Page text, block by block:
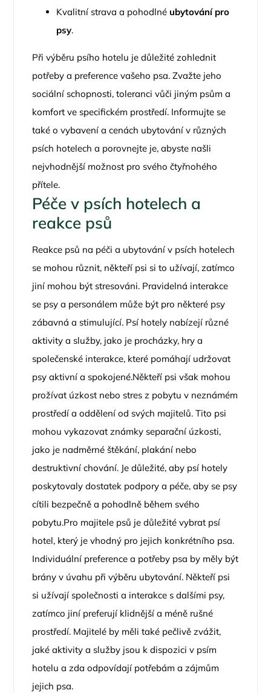
Kvalitní strava a pohodlné ubytování pro
psy.
Při výběru psího hotelu je důležité zohlednit
potřeby a preference vašeho psa. Zvažte jeho
sociální schopnosti, toleranci vůči jiným psům a
komfort ve specifickém prostředí. Informujte se
také o vybavení a cenách ubytování v různých
psích hotelech a porovnejte je, abyste našli
nejvhodnější možnost pro svého čtyřnohého
přítele.
Péče v psích hotelech a
reakce psů
Reakce psů na péči a ubytování v psích hotelech
se mohou různit, někteří psi si to užívají, zatímco
jiní mohou být stresováni. Pravidelná interakce
se psy a personálem může být pro některé psy
zábavná a stimulující. Psí hotely nabízejí různé
aktivity a služby, jako je procházky, hry a
společenské interakce, které pomáhají udržovat
psy aktivní a spokojené.Někteří psi však mohou
prožívat úzkost nebo stres z pobytu v neznámém
prostředí a oddělení od svých majitelů. Tito psi
mohou vykazovat známky separační úzkosti,
jako je nadměrné štěkání, plakání nebo
destruktivní chování. Je důležité, aby psí hotely
poskytovaly dostatek podpory a péče, aby se psy
cítili bezpečně a pohodlně během svého
pobytu.Pro majitele psů je důležité vybrat psí
hotel, který je vhodný pro jejich konkrétního psa.
Individuální preference a potřeby psa by měly být
brány v úvahu při výběru ubytování. Někteří psi
si užívají společnosti a interakce s dalšími psy,
zatímco jiní preferují klidnější a méně rušné
prostředí. Majitelé by měli také pečlivě zvážit,
jaké aktivity a služby jsou k dispozici v psím
hotelu a zda odpovídají potřebám a zájmům
jejich psa.